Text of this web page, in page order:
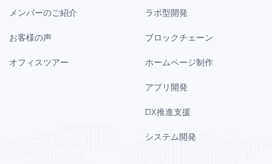
メンバーのご紹介
お客様の声
オフィスツアー
ラボ型開発
ブロックチェーン
ホームページ制作
アプリ開発
DX推進支援
システム開発